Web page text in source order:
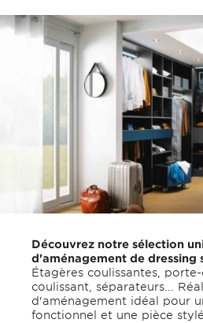
Découvrez notre sélection
d'aménagement de dressing
Étagères coulissantes, porte-
coulissant, séparateurs...
d'aménagement idéal pour
fonctionnel et une pièce